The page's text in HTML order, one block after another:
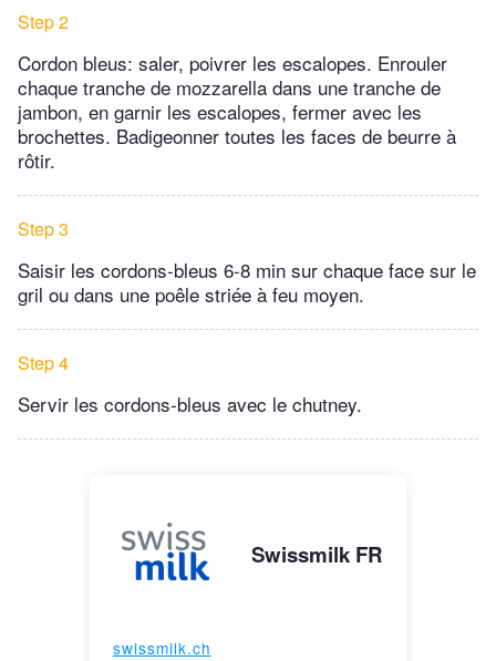
Step 2
Cordon bleus: saler, poivrer les escalopes. Enrouler
chaque tranche de mozzarella dans une tranche de
jambon, en garnir les escalopes, fermer avec les
brochettes. Badigeonner toutes les faces de beurre à
rôtir.
Step 3
Saisir les cordons-bleus 6-8 min sur chaque face sur le
gril ou dans une poêle striée à feu moyen.
Step 4
Servir les cordons-bleus avec le chutney.
Swissmilk FR
swissmilk.ch